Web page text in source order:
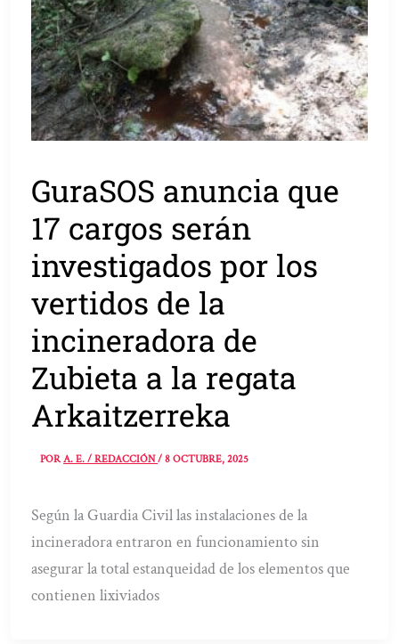
GuraSOS anuncia que
17 cargos serán
investigados por los
vertidos de la
incineradora de
Zubieta a la regata
Arkaitzerreka
PORA. E. / REDACCIÓN/8 OCTUBRE, 2025
Según la Guardia Civil las instalaciones de la
incineradora entraron en funcionamiento sin
asegurar la total estanqueidad de los elementos que
contienen lixiviados